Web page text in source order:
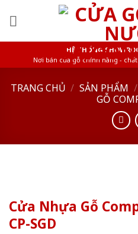
HỆ THỐNG
Nơi bán cửa gỗ chính hãng -
TRANG CHỦ / SẢN PHẨM /
GỖ
Cửa Nhựa Gỗ
CP-SGD